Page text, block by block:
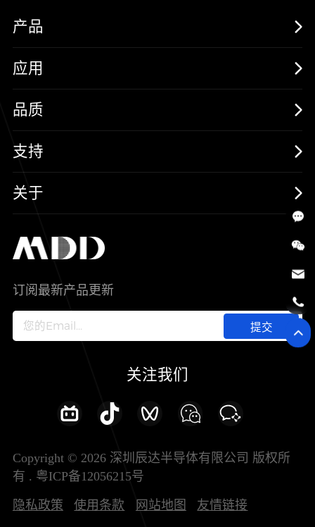
产品
MOSFETs
保护器件
三极管
SiC
IC
应用
消费电子
汽车电子
新能源
智能家居
新兴行业
品质
可靠性实验室
质量与环境
其他信息(PCN)
支持
样品与支持
关于
加入我们
订阅最新产品更新
提交
关注我们
Copyright © 2026 深圳辰达半导体有限公司 版权所
有 . 粤ICP备12056215号
隐私政策 使用条款 网站地图 友情链接